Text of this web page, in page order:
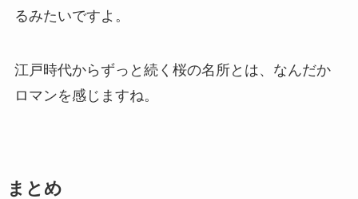
るみたいですよ。
江戸時代からずっと続く桜の名所とは、なんだか
ロマンを感じますね。
まとめ